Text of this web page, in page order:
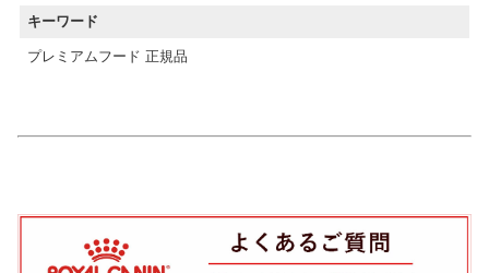
キーワード
プレミアムフード 正規品